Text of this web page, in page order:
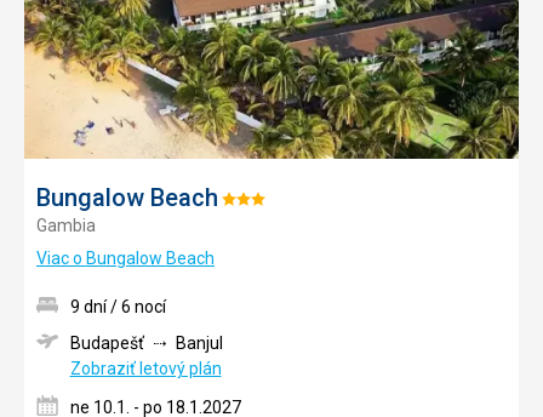
Bungalow Beach Hodnotenie:
Gambia
Viac o Bungalow Beach
9 dní / 6 nocí
Budapešť
Banjul
Zobraziť letový plán
ne 10.1. - po 18.1.2027